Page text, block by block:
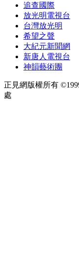
追查國際
放光明電視台
台灣放光明
希望之聲
大紀元新聞網
新唐人電視台
神韻藝術團
正見網版權所有
處